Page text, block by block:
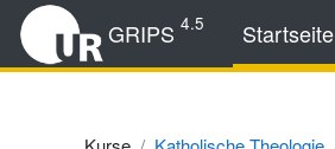
Zum Hauptinhalt
GRIPS 4.5 Startseite